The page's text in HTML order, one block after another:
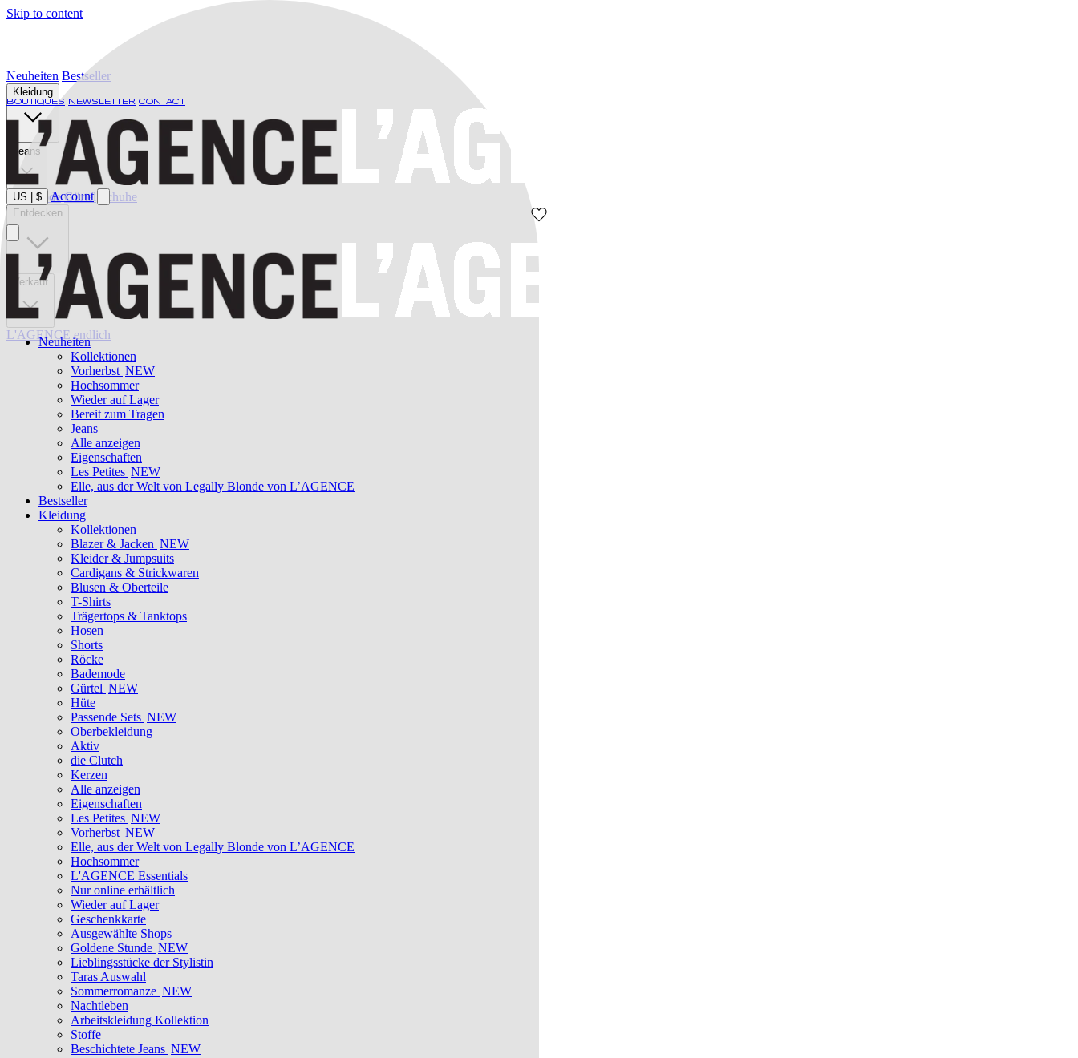
Skip to content
BOUTIQUES NEWSLETTER CONTACT
US $ Account
Neuheiten
Kollektionen
Vorherbst NEW
Hochsommer
Wieder auf Lager
Bereit zum Tragen
Jeans
Alle anzeigen
Eigenschaften
Les Petites NEW
Elle, aus der Welt von Legally Blonde von L’AGENCE
Bestseller
Kleidung
Kollektionen
Blazer & Jacken NEW
Kleider & Jumpsuits
Cardigans & Strickwaren
Blusen & Oberteile
T-Shirts
Trägertops & Tanktops
Hosen
Shorts
Röcke
Bademode
Gürtel NEW
Hüte
Passende Sets NEW
Oberbekleidung
Aktiv
die Clutch
Kerzen
Alle anzeigen
Eigenschaften
Les Petites NEW
Vorherbst NEW
Elle, aus der Welt von Legally Blonde von L’AGENCE
Hochsommer
L'AGENCE Essentials
Nur online erhältlich
Wieder auf Lager
Geschenkkarte
Ausgewählte Shops
Goldene Stunde NEW
Lieblingsstücke der Stylistin
Taras Auswahl
Sommerromanze NEW
Nachtleben
Arbeitskleidung Kollektion
Stoffe
Beschichtete Jeans NEW
Neuheiten Bestseller
Kleidung
Jeans
Bademode Gürtel Schuhe
Entdecken
Verkauf
L'AGENCE endlich